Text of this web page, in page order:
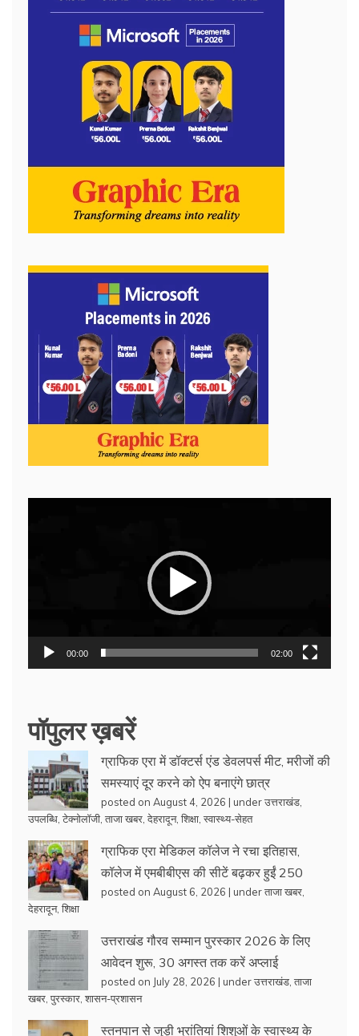
00:00 02:00
पॉपुलर ख़बरें
ग्राफिक एरा में डॉक्टर्स एंड डेवलपर्स मीट, मरीजों की
समस्याएं दूर करने को ऐप बनाएंगे छात्र
posted on August 4, 2026 | underउत्तराखंड
उपलब्धि टेक्नोलॉजी ताजा खबर देहरादून, शिक्षा स्वास्थ्य-सेहत
ग्राफिक एरा मेडिकल कॉलेज ने रचा इतिहास,
कॉलेज में एमबीबीएस की सीटें बढ़कर हुईं 250
posted on August 6, 2026 | underताजा खबर
देहरादून, शिक्षा
उत्तराखंड गौरव सम्मान पुरस्कार 2026 के लिए
आवेदन शुरू, 30 अगस्त तक करें अप्लाई
posted on July 28, 2026 | underउत्तराखंड ताजा
खबर पुरस्कार शासन-प्रशासन
स्तनपान से जुड़ी भ्रांतियां शिशुओं के स्वास्थ्य के